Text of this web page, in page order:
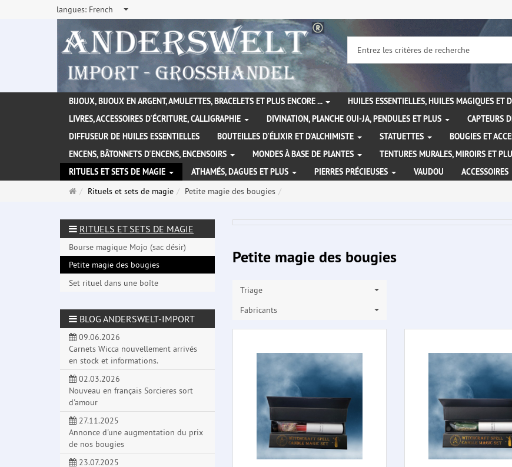
langues: French
BIJOUX, BIJOUX EN ARGENT, AMULETTES, BRACELETS ET PLUS ENCORE ... HUILES ESSENTIELLES, HUILES MAGIQUES ET
LIVRES, ACCESSOIRES D'ÉCRITURE, CALLIGRAPHIE
DIVINATION, PLANCHE OUI-JA, PENDULES ET PLUS
CAPTEURS
DIFFUSEUR DE HUILES ESSENTIELLES
BOUTEILLES D'ÉLIXIR ET D'ALCHIMISTE STATUETTES
BOUGIES ET
ENCENS, BÂTONNETS D'ENCENS, ENCENSOIRS
MONDES À BASE DE PLANTES TENTURES MURALES, MIROIRS ET
RITUELS ET SETS DE MAGIE
ATHAMÉS, DAGUES ET PLUS PIERRES PRÉCIEUSES VAUDOU ACCESSOIRES
PageRituels et sets de magie Petite magie des bougies
Petite magie des bougies
Triage
Fabricants
RITUELS ET SETS DE MAGIE
Bourse magique Mojo (sac désir)
Petite magie des bougies
Set rituel dans une boîte
BLOG ANDERSWELT-IMPORT
09.06.2026
Carnets Wicca nouvellement arrivés
en stock et informations.
02.03.2026
Nouveau en français Sorcieres sort
d'amour
27.11.2025
Annonce d'une augmentation du prix
de nos bougies
23.07.2025